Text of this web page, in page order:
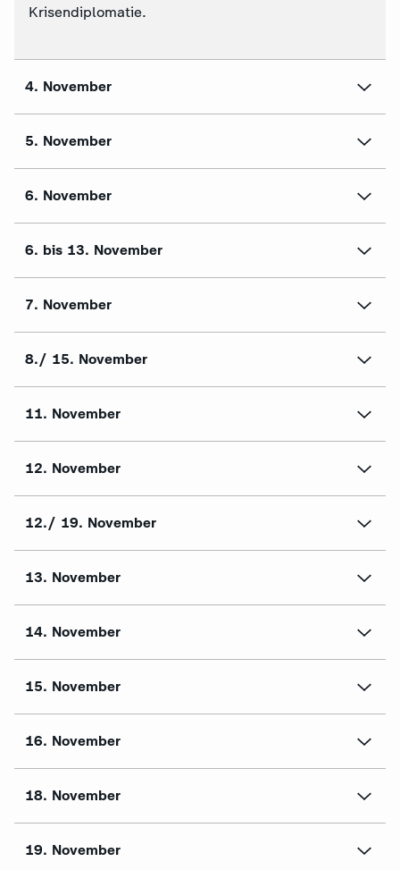
Krisendiplomatie.
4. November
5. November
6. November
6. bis 13. November
7. November
8./ 15. November
11. November
12. November
12./ 19. November
13. November
14. November
15. November
16. November
18. November
19. November